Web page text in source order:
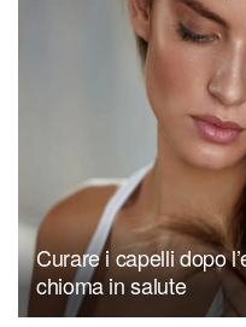
Curare i capelli dopo
chioma in salute